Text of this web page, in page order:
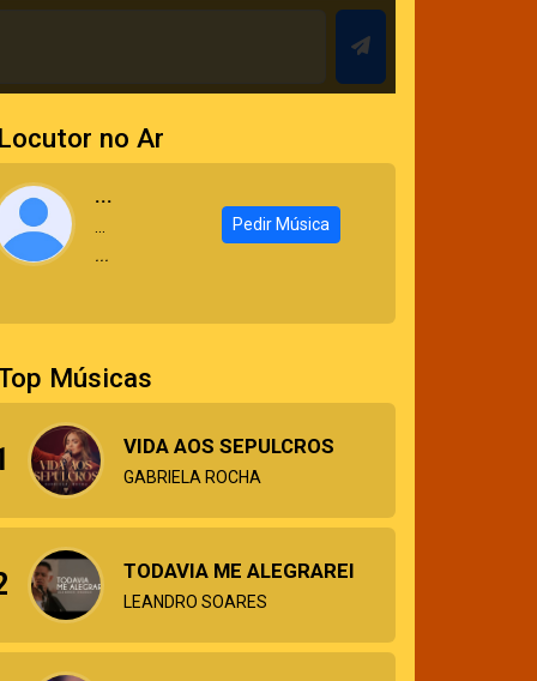
Locutor no Ar
...
...
Pedir Música
Músicas
VIDA AOS SEPULCROS
GABRIELA ROCHA
TODAVIA ME ALEGRAREI
LEANDRO SOARES